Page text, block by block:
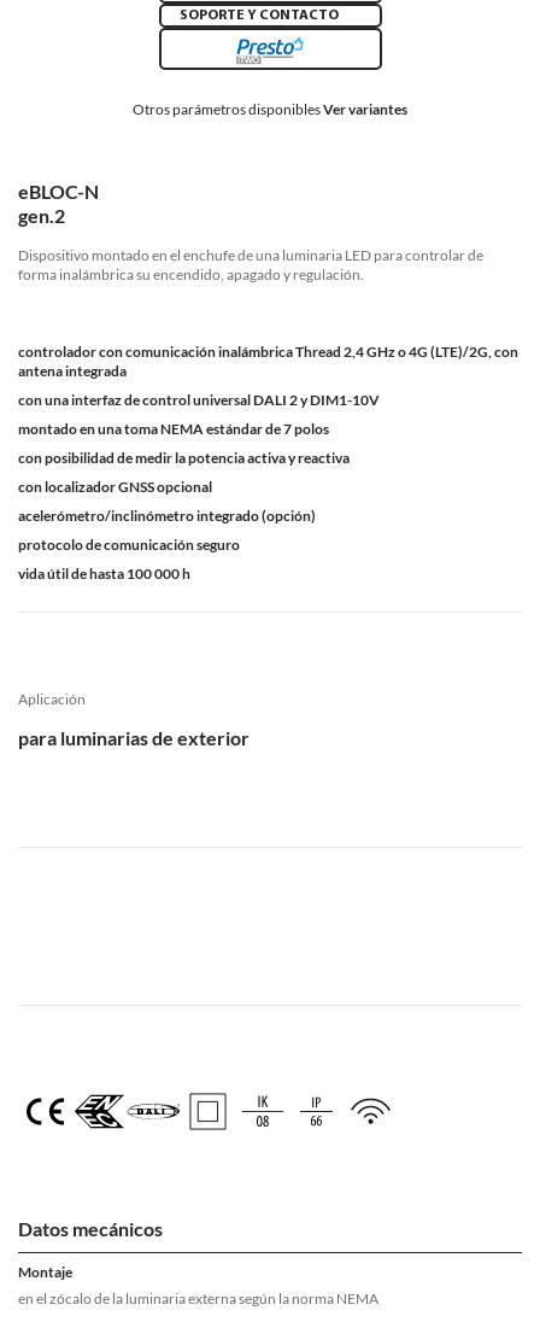
SOPORTE Y CONTACTO
Otros parámetros disponiblesVer variantes
eBLOC-N
gen.2
Dispositivo montado en el enchufe de una luminaria LED para controlar de
forma inalámbrica su encendido, apagado y regulación.
controlador con comunicación inalámbrica Thread 2,4 GHz o 4G (LTE)/2G, con
antena integrada
con una interfaz de control universal DALI 2 y DIM1-10V
montado en una toma NEMA estándar de 7 polos
con posibilidad de medir la potencia activa y reactiva
con localizador GNSS opcional
acelerómetro/inclinómetro integrado (opción)
protocolo de comunicación seguro
vida útil de hasta 100 000 h
Aplicación
para luminarias de exterior
Datos mecánicos
Montaje
en el zócalo de la luminaria externa según la norma NEMA